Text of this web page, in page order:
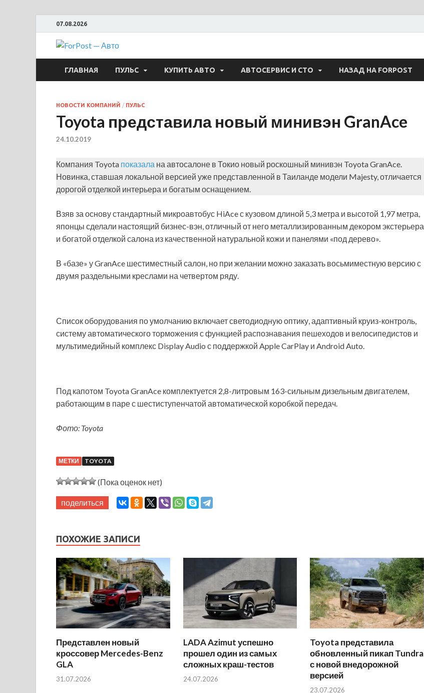
07.08.2026
ForPost — Авто
ГЛАВНАЯ ПУЛЬС КУПИТЬ АВТО АВТОСЕРВИС И СТО НАЗАД НА FORPOST
НОВОСТИ КОМПАНИЙ / ПУЛЬС
Toyota представила новый минивэн GranAce
24.10.2019
Компания Toyota показала на автосалоне в Токио новый роскошный минивэн Toyota GranAce.
Новинка, ставшая локальной версией уже представленной в Таиланде модели Majesty, отличается
дорогой отделкой интерьера и богатым оснащением.
Взяв за основу стандартный микроавтобус HiAce с кузовом длиной 5,3 метра и высотой 1,97 метра,
японцы сделали настоящий бизнес-вэн, отличный от него металлизированным декором экстерьера
и богатой отделкой салона из качественной натуральной кожи и панелями «под дерево».
В «базе» у GranAce шестиместный салон, но при желании можно заказать восьмиместную версию с
двумя раздельными креслами на четвертом ряду.
Список оборудования по умолчанию включает светодиодную оптику, адаптивный круиз-контроль,
систему автоматического торможения с функцией распознавания пешеходов и велосипедистов и
мультимедийный комплекс Display Audio с поддержкой Apple CarPlay и Android Auto.
Под капотом Toyota GranAce комплектуется 2,8-литровым 163-сильным дизельным двигателем,
работающим в паре с шестиступенчатой автоматической коробкой передач.
Фото: Toyota
МЕТКИ TOYOTA
(Пока оценок нет)
поделиться
ПОХОЖИЕ ЗАПИСИ
Представлен новый
кроссовер Mercedes-Benz
GLA
31.07.2026
LADA Azimut успешно
прошел один из самых
сложных краш-тестов
24.07.2026
Toyota представила
обновленный пикап Tundra
с новой внедорожной
версией
23.07.2026